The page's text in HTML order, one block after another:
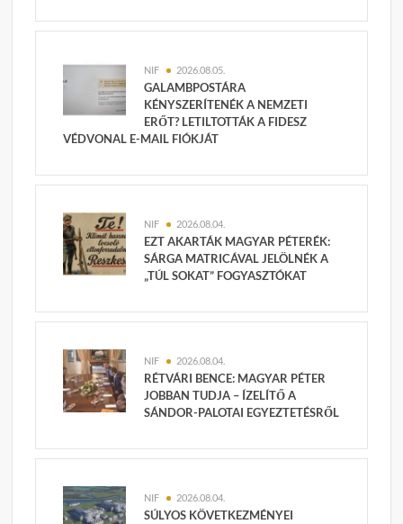
NIF 2026.08.05.
GALAMBPOSTÁRA
KÉNYSZERÍTENÉK A NEMZETI
ERŐT? LETILTOTTÁK A FIDESZ
VÉDVONAL E-MAIL FIÓKJÁT
NIF 2026.08.04.
EZT AKARTÁK MAGYAR PÉTERÉK:
SÁRGA MATRICÁVAL JELÖLNÉK A
„TÚL SOKAT” FOGYASZTÓKAT
NIF 2026.08.04.
RÉTVÁRI BENCE: MAGYAR PÉTER
JOBBAN TUDJA – ÍZELÍTŐ A
SÁNDOR-PALOTAI EGYEZTETÉSRŐL
NIF 2026.08.04.
SÚLYOS KÖVETKEZMÉNYEI